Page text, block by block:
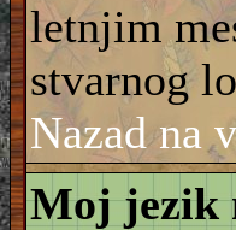
letnjim
stvarnog
Nazad na
Moj jezik